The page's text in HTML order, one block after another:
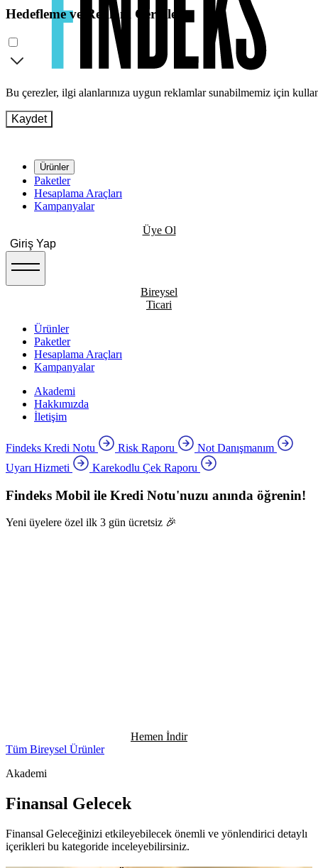
Hedefleme ve Reklam Çerezleri
Bu çerezler, ilgi alanlarınıza uygun reklamlar sunabilmemiz için
Kaydet
Ürünler
Paketler
Hesaplama Araçları
Kampanyalar
Üye Ol
Giriş Yap
Bireysel
Ticari
Ürünler
Paketler
Hesaplama Araçları
Kampanyalar
Akademi
Hakkımızda
İletişim
Findeks Kredi Notu Risk Raporu
Not Danışmanım
Uyarı Hizmeti
Karekodlu Çek Raporu
Findeks Mobil ile Kredi Notu'nuzu anında öğrenin!
Yeni üyelere özel ilk 3 gün ücretsiz 🎉
Hemen İndir
Tüm Bireysel Ürünler
Akademi
Finansal Gelecek
Finansal Geleceğinizi etkileyebilecek önemli ve yönlendirici detaylı
içerikleri bu kategoride inceleyebilirsiniz.